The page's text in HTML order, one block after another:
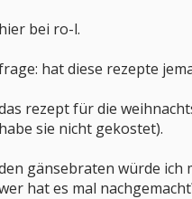
hier bei ro-l.
hat diese rezepte
rezept für die
habe sie nicht gekostet).
gänsebraten würde ich
hat es mal